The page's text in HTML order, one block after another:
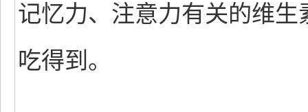
记忆力、注意力有关的维
吃得到。